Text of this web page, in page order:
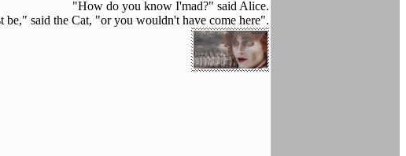
"How do you know I'mad?" said Alice.
be," said the Cat, "or you wouldn't have come here".